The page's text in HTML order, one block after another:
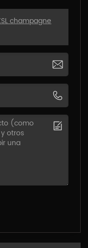
champagne